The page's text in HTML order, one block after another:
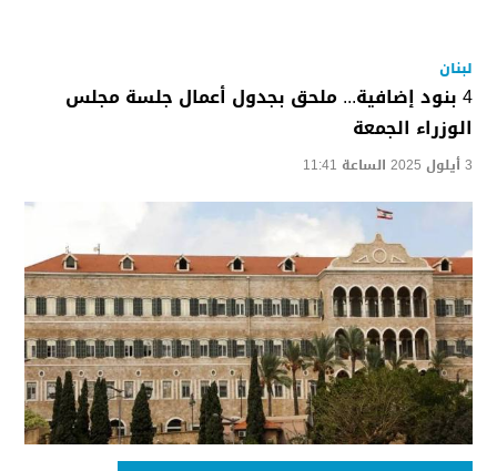
لبنان
4 بنود إضافية... ملحق بجدول أعمال جلسة مجلس
الوزراء الجمعة
3 أيلول 2025 الساعة 11:41